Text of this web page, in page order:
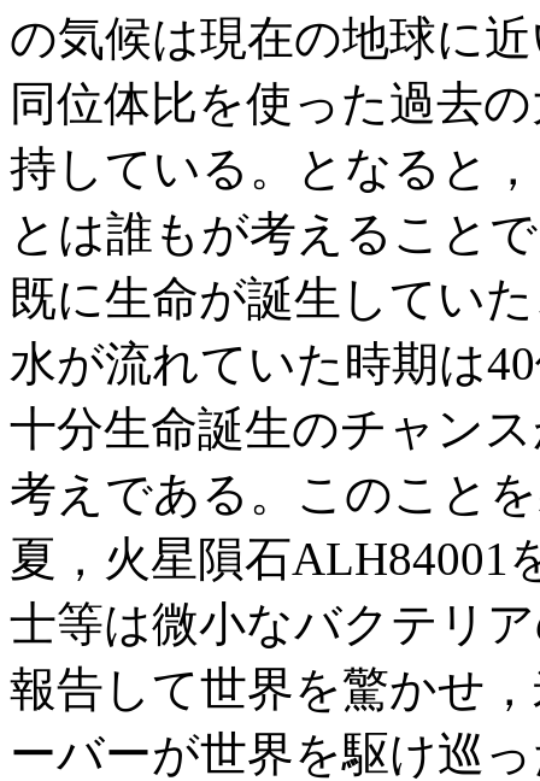
の気候は現在の地球に
同位体比を使った過去
持している。となると
とは誰もが考えること
既に生命が誕生してい
水が流れていた時期は
十分生命誕生のチャン
考えである。このこと
夏，火星隕石ALH84001
士等は微小なバクテリ
報告して世界を驚かせ
ーバーが世界を駆け巡